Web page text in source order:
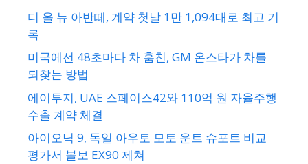
디 올 뉴 아반떼, 계약 첫날 1만 1,094대로 최고 기
록
미국에선 48초마다 차 훔친, GM 온스타가 차를
되찾는 방법
에이투지, UAE 스페이스42와 110억 원 자율주행
수출 계약 체결
아이오닉 9, 독일 아우토 모토 운트 슈포트 비교
평가서 볼보 EX90 제쳐